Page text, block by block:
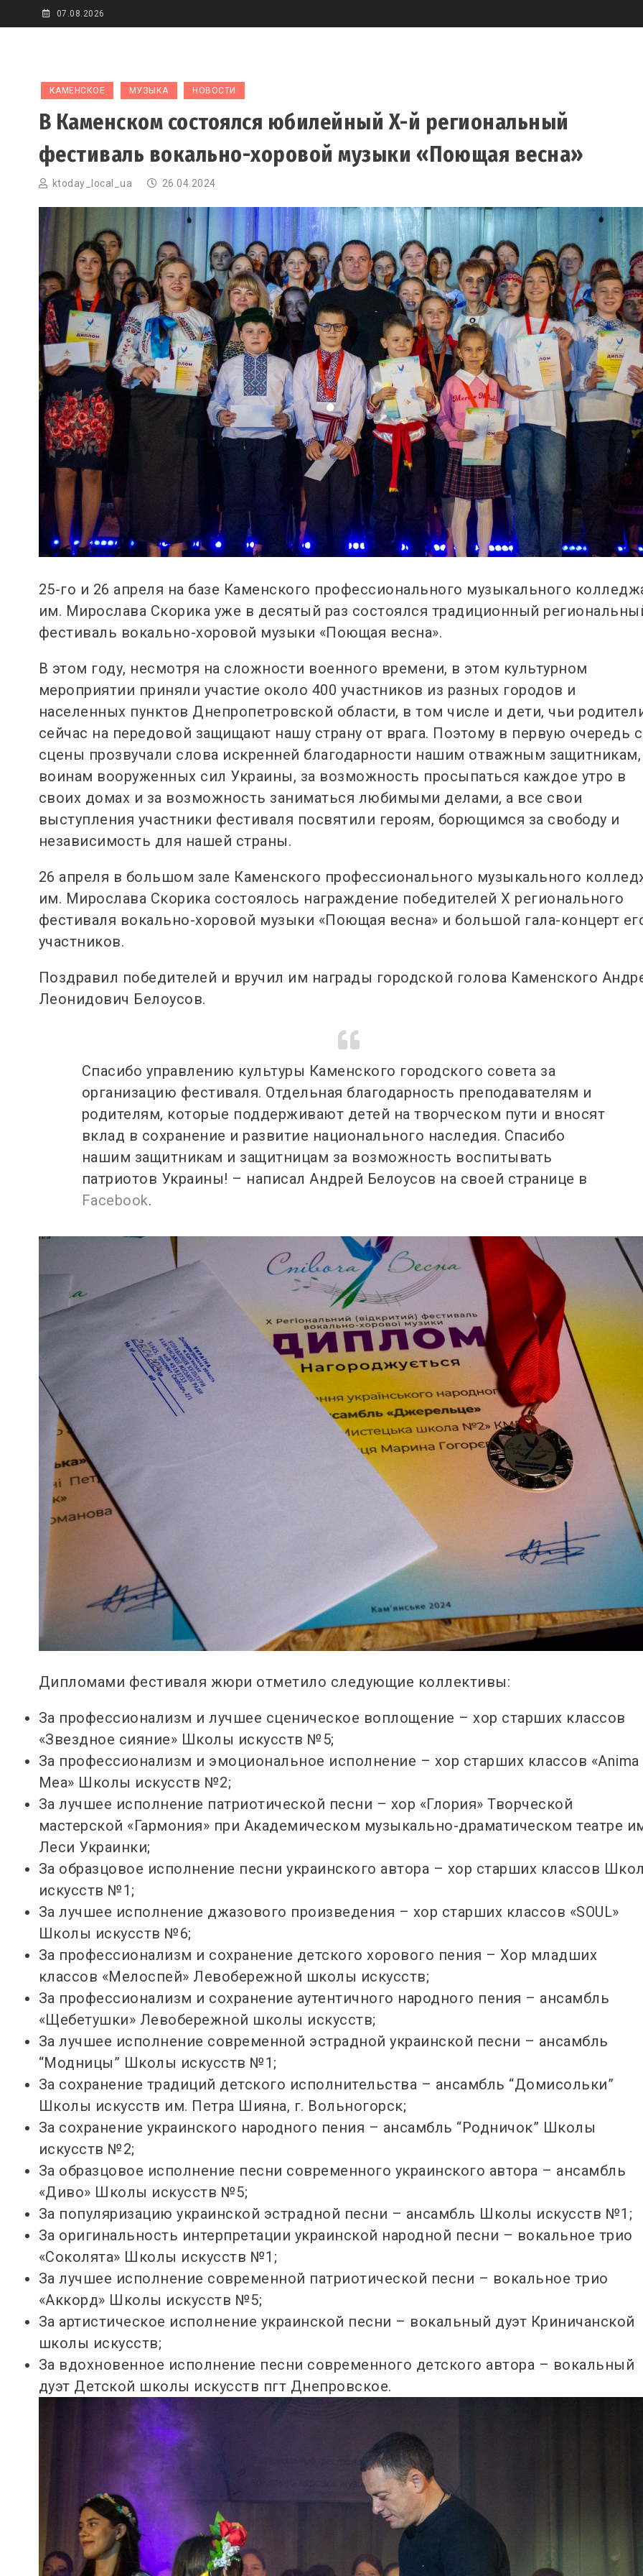
to
07.08.2026
КАМЕНСКОЕ МУЗЫКА НОВОСТИ
В Каменском состоялся юбилейный X-й региональный
фестиваль вокально-хоровой музыки «Поющая весна»
ktoday_local_ua 26.04.2024
25-го и 26 апреля на базе Каменского профессионального музыкального
им. Мирослава Скорика уже в десятый раз состоялся традиционный
фестиваль вокально-хоровой музыки «Поющая весна».
В этом году, несмотря на сложности военного времени, в этом культурном
мероприятии приняли участие около 400 участников из разных городов и
населенных пунктов Днепропетровской области, в том числе и дети, чьи
сейчас на передовой защищают нашу страну от врага. Поэтому в первую очередь
сцены прозвучали слова искренней благодарности нашим отважным защитникам,
воинам вооруженных сил Украины, за возможность просыпаться каждое утро в
своих домах и за возможность заниматься любимыми делами, а все свои
выступления участники фестиваля посвятили героям, борющимся за свободу и
независимость для нашей страны.
26 апреля в большом зале Каменского профессионального музыкального
им. Мирослава Скорика состоялось награждение победителей X регионального
фестиваля вокально-хоровой музыки «Поющая весна» и большой гала-концерт
участников.
Поздравил победителей и вручил им награды городской голова Каменского
Леонидович Белоусов.
Спасибо управлению культуры Каменского городского совета за
организацию фестиваля. Отдельная благодарность преподавателям и
родителям, которые поддерживают детей на творческом пути и вносят
вклад в сохранение и развитие национального наследия. Спасибо
нашим защитникам и защитницам за возможность воспитывать
патриотов Украины! – написал Андрей Белоусов на своей странице в
Facebook.
Дипломами фестиваля жюри отметило следующие коллективы:
За профессионализм и лучшее сценическое воплощение – хор старших классов
«Звездное сияние» Школы искусств №5;
За профессионализм и эмоциональное исполнение – хор старших классов «Anima
Mea» Школы искусств №2;
За лучшее исполнение патриотической песни – хор «Глория» Творческой
мастерской «Гармония» при Академическом музыкально-драматическом театре
Леси Украинки;
За образцовое исполнение песни украинского автора – хор старших классов
искусств №1;
За лучшее исполнение джазового произведения – хор старших классов «SOUL»
Школы искусств №6;
За профессионализм и сохранение детского хорового пения – Хор младших
классов «Мелоспей» Левобережной школы искусств;
За профессионализм и сохранение аутентичного народного пения – ансамбль
«Щебетушки» Левобережной школы искусств;
За лучшее исполнение современной эстрадной украинской песни – ансамбль
“Модницы” Школы искусств №1;
За сохранение традиций детского исполнительства – ансамбль “Домисольки”
Школы искусств им. Петра Шияна, г. Вольногорск;
За сохранение украинского народного пения – ансамбль “Родничок” Школы
искусств №2;
За образцовое исполнение песни современного украинского автора – ансамбль
«Диво» Школы искусств №5;
За популяризацию украинской эстрадной песни – ансамбль Школы искусств №1;
За оригинальность интерпретации украинской народной песни – вокальное трио
«Соколята» Школы искусств №1;
За лучшее исполнение современной патриотической песни – вокальное трио
«Аккорд» Школы искусств №5;
За артистическое исполнение украинской песни – вокальный дуэт Криничанской
школы искусств;
За вдохновенное исполнение песни современного детского автора – вокальный
дуэт Детской школы искусств пгт Днепровское.